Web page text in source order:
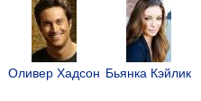
Оливер Хадсон Бьянка Кэйлик